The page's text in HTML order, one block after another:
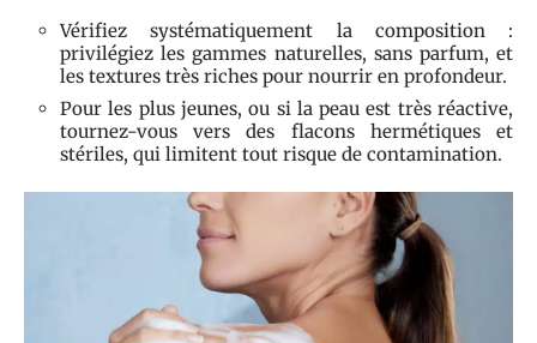
Vérifiez systématiquement la composition :
privilégiez les gammes naturelles, sans parfum, et
les textures très riches pour nourrir en profondeur.
Pour les plus jeunes, ou si la peau est très réactive,
tournez-vous vers des flacons hermétiques et
stériles, qui limitent tout risque de contamination.